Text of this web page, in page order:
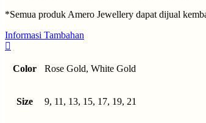
*Semua produk Amero Jewellery dapat dijual
Informasi Tambahan
Color Rose Gold, White Gold
Size 9, 11, 13, 15, 17, 19, 21